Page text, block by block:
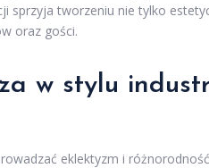
sprzyja tworzeniu nie tylko
oraz gości.
w stylu
eklektyzm i